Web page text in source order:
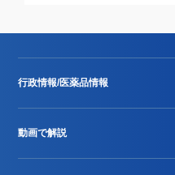
行政情報/医薬品情報
動画で解説